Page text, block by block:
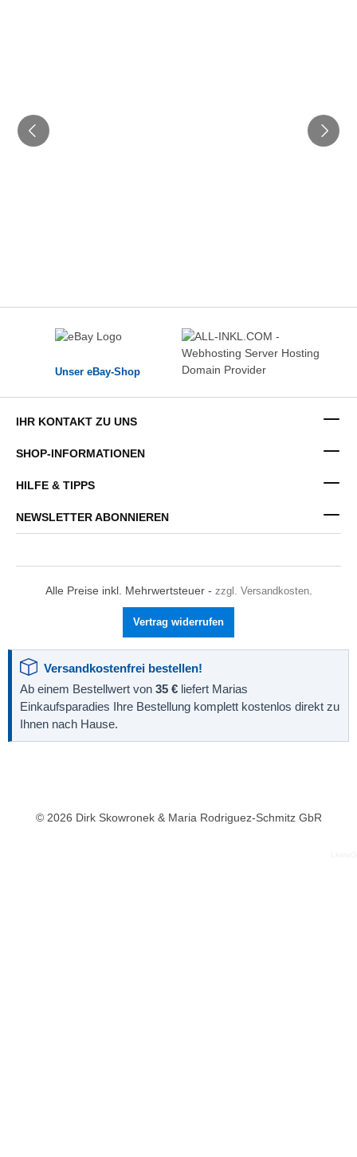
Unser eBay-Shop
IHR KONTAKT ZU UNS
SHOP-INFORMATIONEN
HILFE & TIPPS
NEWSLETTER ABONNIEREN
Alle Preise inkl. Mehrwertsteuer - zzgl. Versandkosten.
Vertrag widerrufen
Versandkostenfrei bestellen!
Ab einem Bestellwert von 35 € liefert Marias
Einkaufsparadies Ihre Bestellung komplett kostenlos direkt zu
Ihnen nach Hause.
© 2026 Dirk Skowronek & Maria Rodriguez-Schmitz GbR